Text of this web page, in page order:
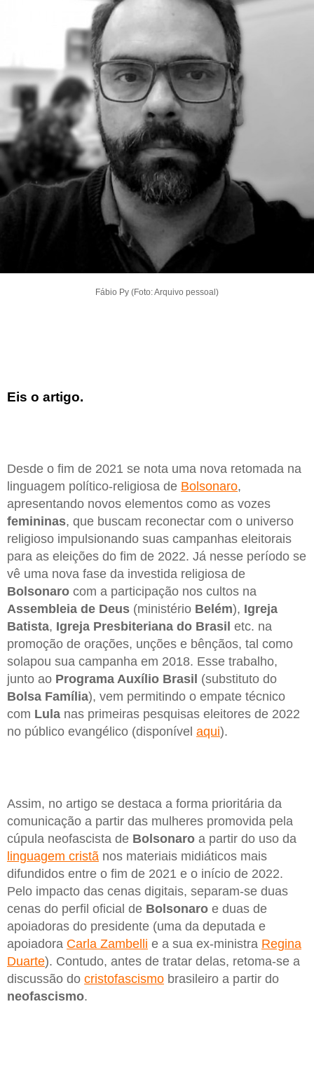
Fábio Py (Foto: Arquivo pessoal)
Eis o artigo.
Desde o fim de 2021 se nota uma nova retomada na
linguagem político-religiosa de Bolsonaro,
apresentando novos elementos como as vozes
femininas, que buscam reconectar com o universo
religioso impulsionando suas campanhas eleitorais
para as eleições do fim de 2022. Já nesse período se
vê uma nova fase da investida religiosa de
Bolsonaro com a participação nos cultos na
Assembleia de Deus (ministério Belém), Igreja
Batista, Igreja Presbiteriana do Brasil etc. na
promoção de orações, unções e bênçãos, tal como
solapou sua campanha em 2018. Esse trabalho,
junto ao Programa Auxílio Brasil (substituto do
Bolsa Família), vem permitindo o empate técnico
com Lula nas primeiras pesquisas eleitores de 2022
no público evangélico (disponível aqui).
Assim, no artigo se destaca a forma prioritária da
comunicação a partir das mulheres promovida pela
cúpula neofascista de Bolsonaro a partir do uso da
linguagem cristã nos materiais midiáticos mais
difundidos entre o fim de 2021 e o início de 2022.
Pelo impacto das cenas digitais, separam-se duas
cenas do perfil oficial de Bolsonaro e duas de
apoiadoras do presidente (uma da deputada e
apoiadora Carla Zambelli e a sua ex-ministra Regina
Duarte). Contudo, antes de tratar delas, retoma-se a
discussão do cristofascismo brasileiro a partir do
neofascismo.